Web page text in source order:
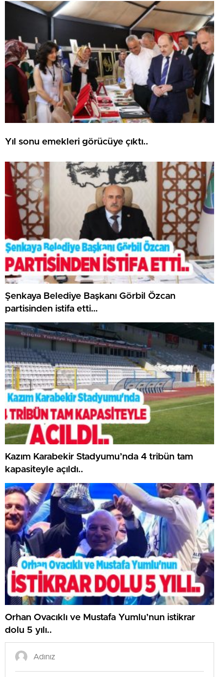
Yıl sonu emekleri görücüye çıktı..
Şenkaya Belediye Başkanı Görbil Özcan
partisinden istifa etti…
Kazım Karabekir Stadyumu’nda 4 tribün tam
kapasiteyle açıldı..
Orhan Ovacıklı ve Mustafa Yumlu’nun istikrar
dolu 5 yılı..